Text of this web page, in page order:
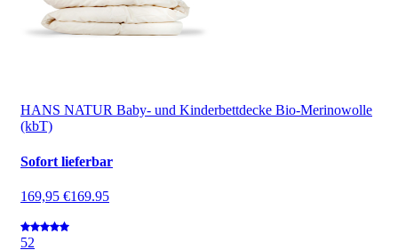
HANS NATUR Baby- und Kinderbettdecke Bio-Merinowolle
(kbT)
Sofort lieferbar
169,95 €169.95
52